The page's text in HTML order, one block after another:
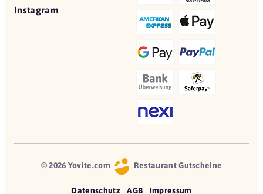
Instagram
© 2026 Yovite.com Restaurant Gutscheine
Datenschutz AGB Impressum